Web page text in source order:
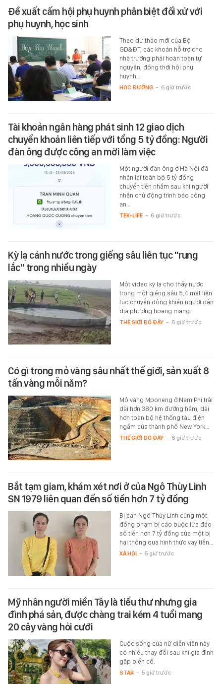
Đề xuất cấm hội phụ huynh phân biệt đối xử với
phụ huynh, học sinh
Theo dự thảo mới của Bộ
GD&ĐT, các khoản hỗ trợ cho
nhà trường phải hoàn toàn tự
nguyện, đồng thời hội phụ
huynh…
HỌC ĐƯỜNG - 6 giờ trước
Tài khoản ngân hàng phát sinh 12 giao dịch
chuyển khoản liên tiếp với tổng 5 tỷ đồng: Người
đàn ông được công an mời làm việc
Một người đàn ông ở Hà Nội đã
nhận lại toàn bộ 5 tỷ đồng
chuyển tiền nhầm sau khi người
nhận chủ động trình báo công
an…
TEK-LIFE - 6 giờ trước
Kỳ lạ cảnh nước trong giếng sâu liên tục "rung
lắc" trong nhiều ngày
Một video kỳ lạ cho thấy nước
trong một giếng sâu 5,4 mét liên
tục chuyển động khiến người dân
địa phương hoang mang.
THẾ GIỚI ĐÓ ĐÂY - 6 giờ trước
Có gì trong mỏ vàng sâu nhất thế giới, sản xuất 8
tấn vàng mỗi năm?
Mỏ vàng Mponeng ở Nam Phi trải
dài hơn 380 km đường hầm, dài
hơn toàn bộ hệ thống tàu điện
ngầm của thành phố New York…
THẾ GIỚI ĐÓ ĐÂY - 6 giờ trước
Bắt tạm giam, khám xét nơi ở của Ngô Thùy Linh
SN 1979 liên quan đến số tiền hơn 7 tỷ đồng
Bị can Ngô Thùy Linh cùng một
đồng phạm bị cáo buộc lừa đảo
số tiền hơn 7 tỷ đồng của một bị
hại thông qua hình thức vay tiền…
XÃ HỘI - 5 giờ trước
Mỹ nhân người miền Tây là tiểu thư nhưng gia
đình phá sản, được chàng trai kém 4 tuổi mang
20 cây vàng hỏi cưới
Cuộc sống của nữ diễn viên này
có nhiều thay đổi sau khi gia đình
gặp biến cố.
STAR - 5 giờ trước